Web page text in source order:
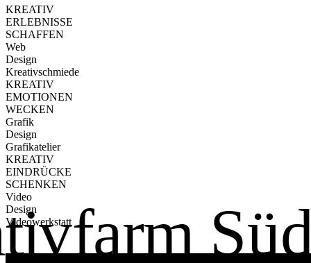
KREATIV
ERLEBNISSE
SCHAFFEN
Web
Design
Kreativschmiede
KREATIV
EMOTIONEN
WECKEN
Grafik
‍Design
Grafikatelier
KREATIV
EINDRÜCKE
SCHENKEN
Video
‍Design
Videowerkstatt